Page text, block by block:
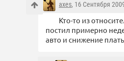
axes, 16 Сентября
Кто-то из
постил примерно
авто и снижение